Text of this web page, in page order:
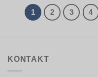
do
103,30 zł
1 2 3 4
KONTAKT